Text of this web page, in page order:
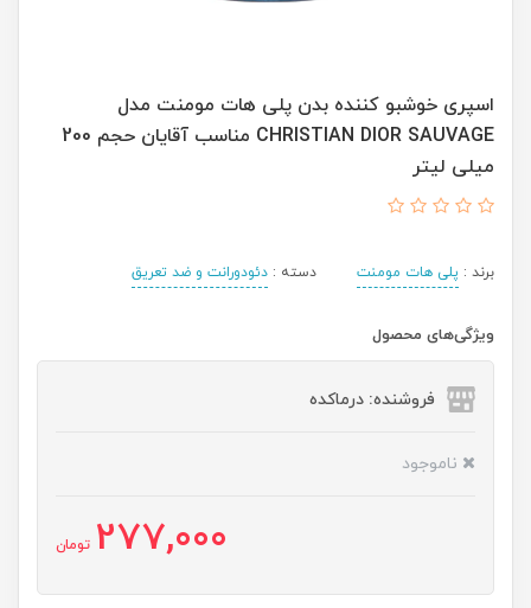
اسپری خوشبو کننده بدن پلی هات مومنت مدل
CHRISTIAN DIOR SAUVAGE مناسب آقایان حجم 200
میلی لیتر
برند : پلی هات مومنت دسته : دئودورانت و ضد تعریق
ویژگی‌های محصول
فروشنده: درماکده
ناموجود
277,000 تومان